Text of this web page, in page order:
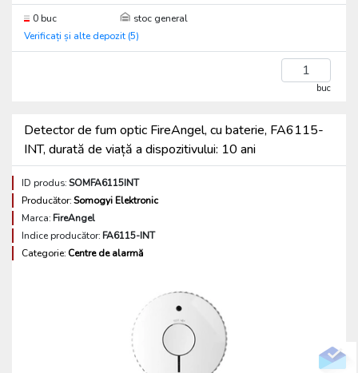
0 buc
stoc general
Verificați și alte depozit (5)
buc
Detector de fum optic FireAngel, cu baterie, FA6115-
INT, durată de viață a dispozitivului: 10 ani
ID produs:SOMFA6115INT
Producător:Somogyi Elektronic
Marca:FireAngel
Indice producător:FA6115-INT
Categorie: Centre de alarmă